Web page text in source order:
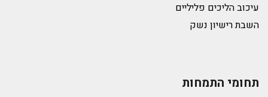
עיכוב הליכים פליליים
השבת רישיון נשק
תחומי התמחות